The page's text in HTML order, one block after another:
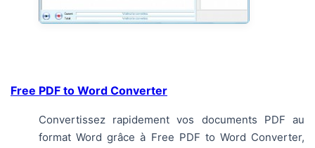
Free PDF to Word Converter
Convertissez rapidement vos documents PDF au
format Word grâce à Free PDF to Word Converter,